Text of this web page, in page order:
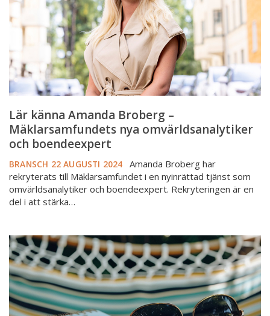
Mäklarsamfundets
nya
omvärldsanalytiker
och
boendeexpert
Lär känna Amanda Broberg –
Mäklarsamfundets nya omvärldsanalytiker
och boendeexpert
BRANSCH 22 AUGUSTI 2024
Amanda Broberg har
rekryterats till Mäklarsamfundet i en nyinrättad tjänst som
omvärldsanalytiker och boendeexpert. Rekryteringen är en
del i att stärka…
Förändras
något
sommar?
Informationen